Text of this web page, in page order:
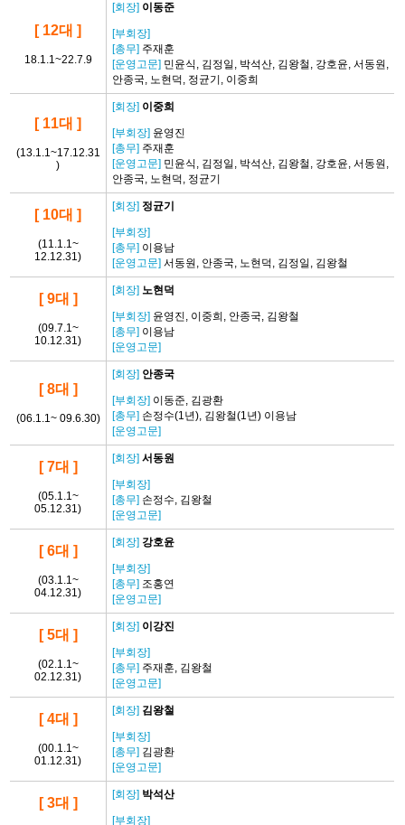
[ 12대 ]
18.1.1~22.7.9
[회장] 이동준
[부회장]
[총무] 주재훈
[운영고문] 민윤식, 김정일, 박석산, 김왕철, 강호윤, 서동원,
안종국, 노현덕, 정균기, 이중희
[ 11대 ]
(13.1.1~17.12.31
)
[회장] 이중희
[부회장] 윤영진
[총무] 주재훈
[운영고문] 민윤식, 김정일, 박석산, 김왕철, 강호윤, 서동원,
안종국, 노현덕, 정균기
[ 10대 ]
(11.1.1~
12.12.31)
[회장] 정균기
[부회장]
[총무] 이용남
[운영고문] 서동원, 안종국, 노현덕, 김정일, 김왕철
[ 9대 ]
(09.7.1~
10.12.31)
[회장] 노현덕
[부회장] 윤영진, 이중희, 안종국, 김왕철
[총무] 이용남
[운영고문]
[ 8대 ]
(06.1.1~ 09.6.30)
[회장] 안종국
[부회장] 이동준, 김광환
[총무] 손정수(1년), 김왕철(1년) 이용남
[운영고문]
[ 7대 ]
(05.1.1~
05.12.31)
[회장] 서동원
[부회장]
[총무] 손정수, 김왕철
[운영고문]
[ 6대 ]
(03.1.1~
04.12.31)
[회장] 강호윤
[부회장]
[총무] 조홍연
[운영고문]
[ 5대 ]
(02.1.1~
02.12.31)
[회장] 이강진
[부회장]
[총무] 주재훈, 김왕철
[운영고문]
[ 4대 ]
(00.1.1~
01.12.31)
[회장] 김왕철
[부회장]
[총무] 김광환
[운영고문]
[ 3대 ]
[회장] 박석산
[부회장]